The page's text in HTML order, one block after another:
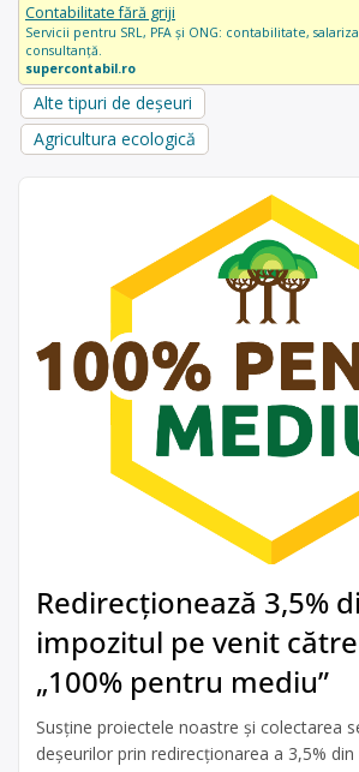
Contabilitate fără griji
Servicii pentru SRL, PFA și ONG: contabilitate,
consultanță.
supercontabil.ro
Alte tipuri de deșeuri
Agricultura ecologică
Redirecționează 3,5%
impozitul pe venit
„100% pentru mediu”
Susține proiectele noastre și colectarea
deșeurilor prin redirecționarea a 3,5%